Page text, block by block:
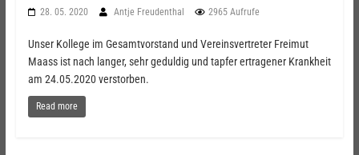
28. 05. 2020 Antje Freudenthal 2965 Aufrufe
Unser Kollege im Gesamtvorstand und Vereinsvertreter Freimut
Maass ist nach langer, sehr geduldig und tapfer ertragener Krankheit
am 24.05.2020 verstorben.
Read more